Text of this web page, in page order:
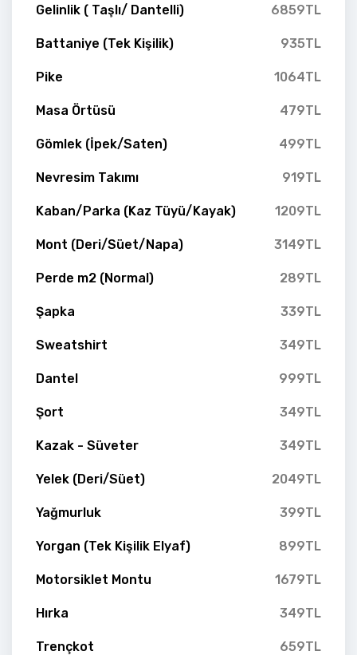
Gelinlik ( Taşlı/ Dantelli) 6859TL
Battaniye (Tek Kişilik) 935TL
Pike 1064TL
Masa Örtüsü 479TL
Gömlek (İpek/Saten) 499TL
Nevresim Takımı 919TL
Kaban/Parka (Kaz Tüyü/Kayak) 1209TL
Mont (Deri/Süet/Napa) 3149TL
Perde m2 (Normal) 289TL
Şapka 339TL
Sweatshirt 349TL
Dantel 999TL
Şort 349TL
Kazak - Süveter 349TL
Yelek (Deri/Süet) 2049TL
Yağmurluk 399TL
Yorgan (Tek Kişilik Elyaf) 899TL
Motorsiklet Montu 1679TL
Hırka 349TL
Trençkot 659TL